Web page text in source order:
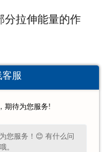
分拉伸能量的作
物能形成一完整
渗透，从而保护
进一步恶化。抗
服
期待为您服务!
您服务！😊 有什么问
。